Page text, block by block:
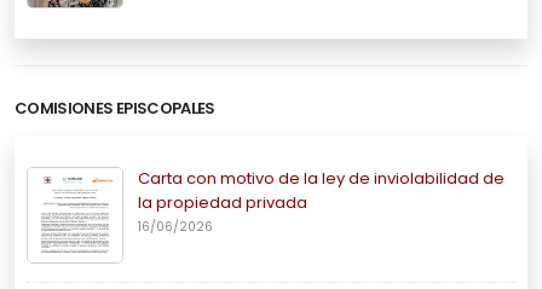
COMISIONES EPISCOPALES
Carta con motivo de la ley de inviolabilidad de
la propiedad privada
16/06/2026